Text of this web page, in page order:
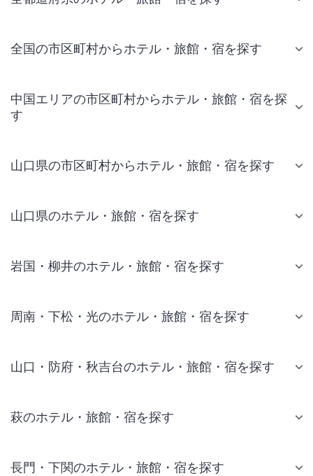
全国の市区町村からホテル・旅館・宿を探す
中国エリアの市区町村からホテル・旅館・宿を探
す
山口県の市区町村からホテル・旅館・宿を探す
山口県のホテル・旅館・宿を探す
岩国・柳井のホテル・旅館・宿を探す
周南・下松・光のホテル・旅館・宿を探す
山口・防府・秋吉台のホテル・旅館・宿を探す
萩のホテル・旅館・宿を探す
長門・下関のホテル・旅館・宿を探す